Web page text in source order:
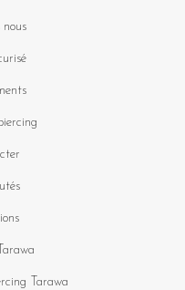
Tarawa